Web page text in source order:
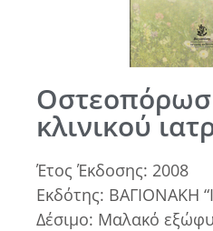
κλινικού
Έτος Έκδοσης: 2008
Εκδότης: ΒΑΓΙΟΝΑΚΗ
Δέσιμο: Μαλακό